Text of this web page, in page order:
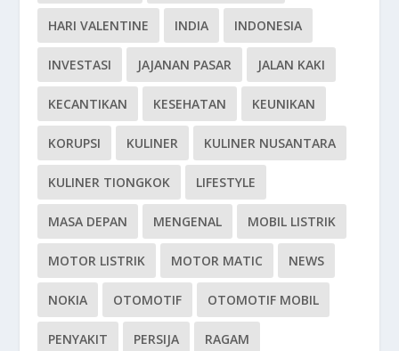
HARI VALENTINE INDIA INDONESIA
INVESTASI JAJANAN PASAR JALAN KAKI
KECANTIKAN KESEHATAN KEUNIKAN
KORUPSI KULINER KULINER NUSANTARA
KULINER TIONGKOK LIFESTYLE
MASA DEPAN MENGENAL MOBIL LISTRIK
MOTOR LISTRIK MOTOR MATIC NEWS
NOKIA OTOMOTIF OTOMOTIF MOBIL
PENYAKIT PERSIJA RAGAM